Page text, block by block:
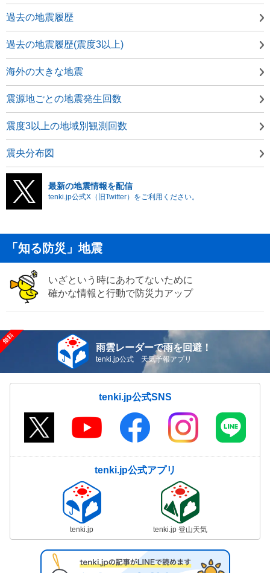
過去の地震履歴
過去の地震履歴(震度3以上)
海外の大きな地震
震源地ごとの地震発生回数
震度3以上の地域別観測回数
震央分布図
最新の地震情報を配信
tenki.jp公式X（旧Twitter）をご利用ください。
「知る防災」地震
いざという時にあわてないために
確かな情報と行動で防災力アップ
雨雲レーダーで雨を回避！
tenki.jp公式 天気予報アプリ
tenki.jp公式SNS
tenki.jp公式アプリ
tenki.jp tenki.jp 登山天気